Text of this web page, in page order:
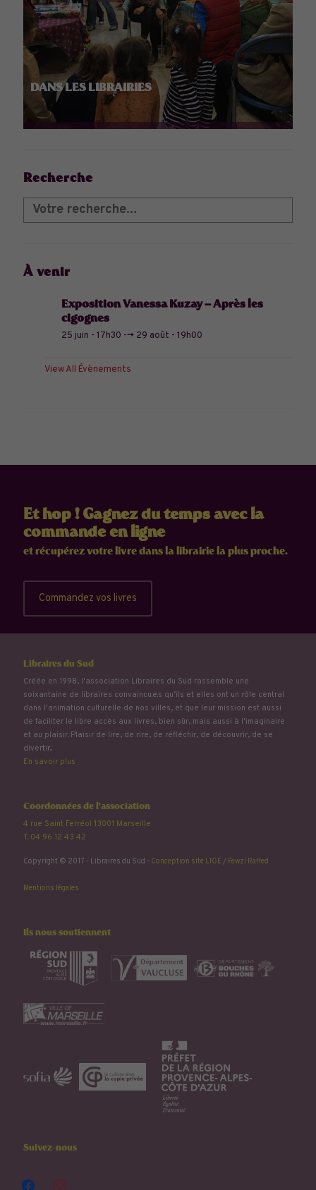
DANS LES LIBRAIRIES
Recherche
À venir
Exposition Vanessa Kuzay – Après les
cigognes
25 juin - 17h30 --> 29 août - 19h00
View All Évènements
Et hop ! Gagnez du temps avec la
commande en ligne
et récupérez votre livre dans la librairie la plus proche.
Commandez vos livres
Libraires du Sud
Créée en 1998, l'association Libraires du Sud rassemble une
soixantaine de libraires convaincu.e.s qu’ils et elles ont un rôle central
dans l'animation culturelle de nos villes, et que leur mission est aussi
de faciliter le libre accès aux livres, bien sûr, mais aussi à l'imaginaire
et au plaisir. Plaisir de lire, de rire, de réfléchir, de découvrir, de se
divertir...
En savoir plus
Coordonnées de l'association
4 rue Saint Ferréol 13001 Marseille
T. 04 96 12 43 42
Copyright © 2017 - Libraires du Sud - Conception site LIGE/ Fewzi Raffed
Mentions légales
Ils nous soutiennent
Suivez-nous
facebookinstagram